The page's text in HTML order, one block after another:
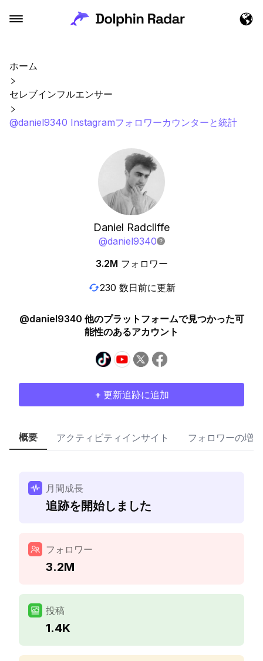
ホーム
セレブインフルエンサー
@daniel9340 Instagramフォロワーカウンターと統計
Daniel Radcliffe
@daniel9340
3.2M フォロワー
230 数日前に更新
@daniel9340 他のプラットフォームで見つかった可
能性のあるアカウント
+ 更新追跡に追加
概要 アクティビティインサイト フォロワーの増加
月間成長
追跡を開始しました
フォロワー
3.2M
投稿
1.4K